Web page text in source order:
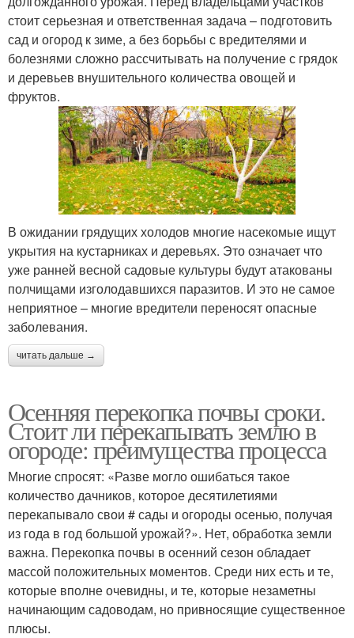
стоит серьезная и ответственная задача – подготовить
сад и огород к зиме, а без борьбы с вредителями и
болезнями сложно рассчитывать на получение с грядок
и деревьев внушительного количества овощей и
фруктов.
В ожидании грядущих холодов многие насекомые ищут
укрытия на кустарниках и деревьях. Это означает что
уже ранней весной садовые культуры будут атакованы
полчищами изголодавшихся паразитов. И это не самое
неприятное – многие вредители переносят опасные
заболевания.
читать дальше →
Осенняя перекопка почвы сроки.
Стоит ли перекапывать землю в
огороде: преимущества процесса
Многие спросят: «Разве могло ошибаться такое
количество дачников, которое десятилетиями
перекапывало свои # сады и огороды осенью, получая
из года в год большой урожай?». Нет, обработка земли
важна. Перекопка почвы в осенний сезон обладает
массой положительных моментов. Среди них есть и те,
которые вполне очевидны, и те, которые незаметны
начинающим садоводам, но привносящие существенное
плюсы.